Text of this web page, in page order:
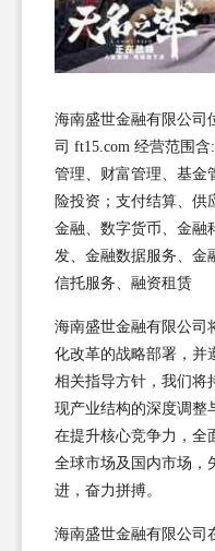
海南盛世金融有限公司
司 ft15.com 经营范围
管理、财富管理、基金
险投资；支付结算、供
金融、数字货币、金融
发、金融数据服务、金
信托服务、融资租赁
海南盛世金融有限公司
化改革的战略部署，并
相关指导方针，我们将
现产业结构的深度调整
在提升核心竞争力，全
全球市场及国内市场，
进，奋力拼搏。
海南盛世金融有限公司